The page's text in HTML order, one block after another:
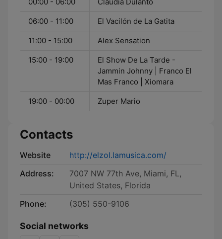
06:00 - 11:00 El Vacilón de La Gatita
11:00 - 15:00 Alex Sensation
15:00 - 19:00
El Show De La Tarde -
Jammin Johnny | Franco El
Mas Franco | Xiomara
19:00 - 00:00 Zuper Mario
Contacts
Website
http://elzol.lamusica.com/
Address:
7007 NW 77th Ave, Miami, FL,
United States, Florida
Phone:
(305) 550-9106
Social networks